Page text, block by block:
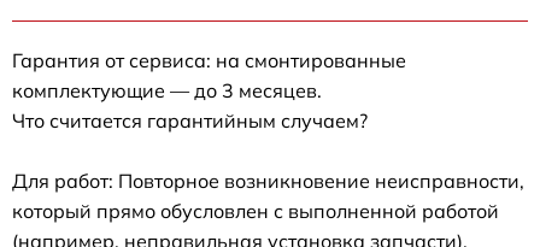
Гарантия от сервиса: на смонтированные
комплектующие — до 3 месяцев.
Что считается гарантийным случаем?
Для работ: Повторное возникновение неисправности,
который прямо обусловлен с выполненной работой
(например, неправильная установка запчасти).